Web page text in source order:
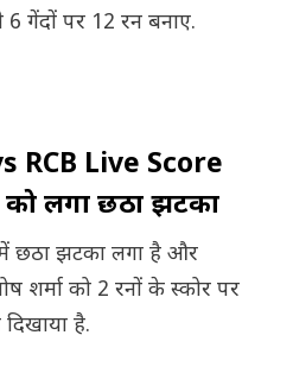
गेंदों पर 12 रन बनाए.
RCB Live Score
लगा छठा झटका
छठा झटका लगा है और
शर्मा को 2 रनों के स्कोर पर
है.